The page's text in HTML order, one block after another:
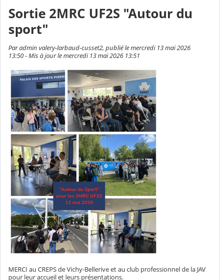
Sortie 2MRC UF2S "Autour du
sport"
Par admin valery-larbaud-cusset2, publié le mercredi 13 mai 2026
13:50 - Mis à jour le mercredi 13 mai 2026 13:51
MERCI au CREPS de Vichy-Bellerive et au club professionnel de la JAV
pour leur accueil et leurs présentations.